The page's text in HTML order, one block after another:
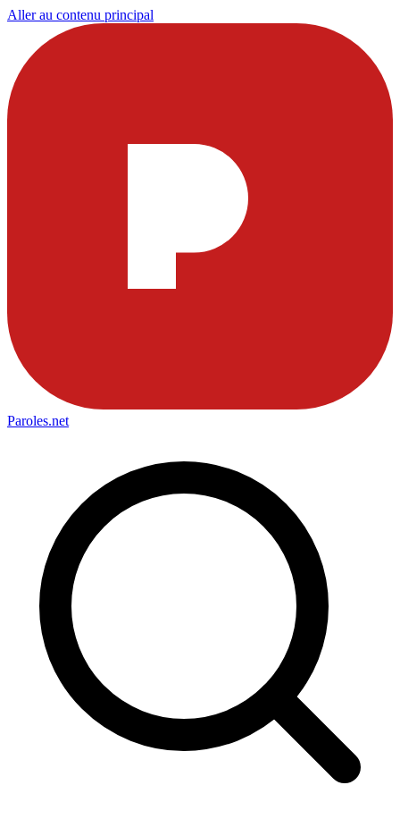
Aller au contenu principal
Paroles.net